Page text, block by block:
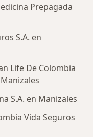
Prepagada
S.A. en
Life De Colombia
S.A. en Manizales
Vida Seguros